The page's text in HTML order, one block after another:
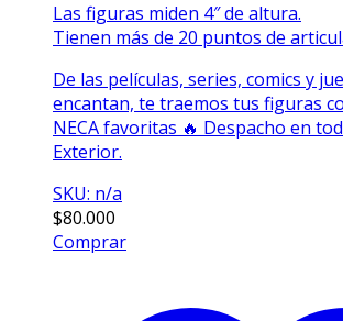
Las figuras miden 4″ de altura.
Tienen más de 20 puntos de
De las películas, series, comics y
encantan, te traemos tus figuras
NECA favoritas 🔥 Despacho en
Exterior.
SKU: n/a
$80.000
Comprar